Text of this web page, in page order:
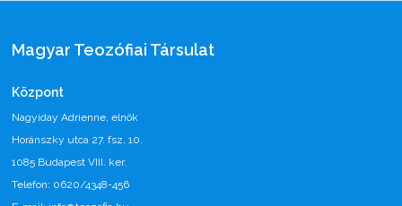
Magyar Teozófiai Társulat
Központ
Nagyiday Adrienne, elnök
Horánszky utca 27. fsz. 10.
1085 Budapest VIII. ker.
Telefon: 0620/4348-456